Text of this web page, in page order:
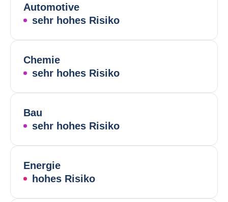
Automotive
sehr hohes Risiko
Chemie
sehr hohes Risiko
Bau
sehr hohes Risiko
Energie
hohes Risiko